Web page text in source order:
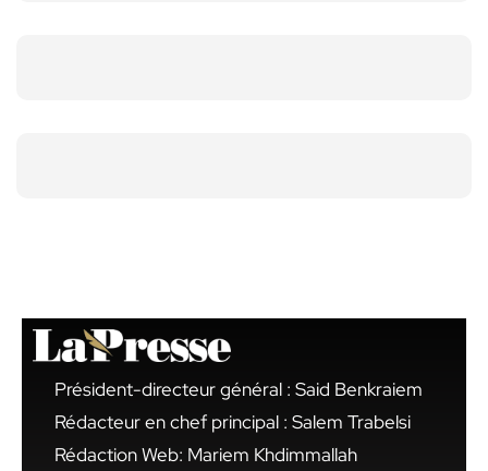
Président-directeur général : Said Benkraiem
Rédacteur en chef principal : Salem Trabelsi
Rédaction Web: Mariem Khdimmallah